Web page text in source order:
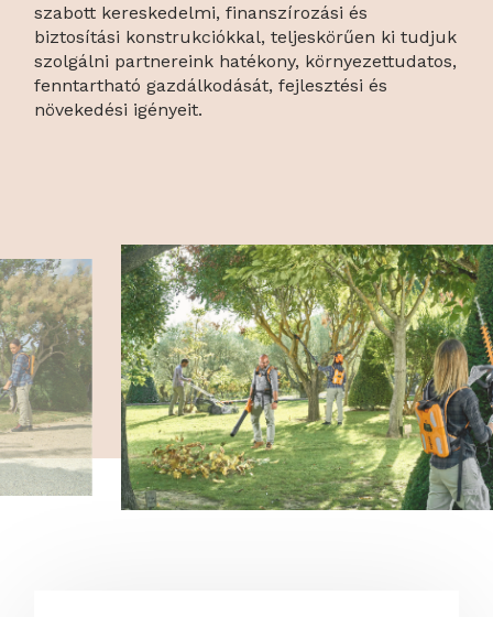
szabott kereskedelmi, finanszírozási és
biztosítási konstrukciókkal, teljeskörűen ki tudjuk
szolgálni partnereink hatékony, környezettudatos,
fenntartható gazdálkodását, fejlesztési és
növekedési igényeit.